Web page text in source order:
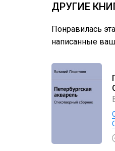
ДРУГИЕ
Понравилась
написанные